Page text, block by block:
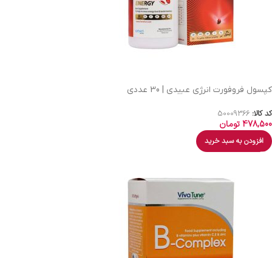
کپسول فروفورت انرژی عبیدی | 30 عددی
کد کالا: 50009366
478,500تومان
افزودن به سبد خرید